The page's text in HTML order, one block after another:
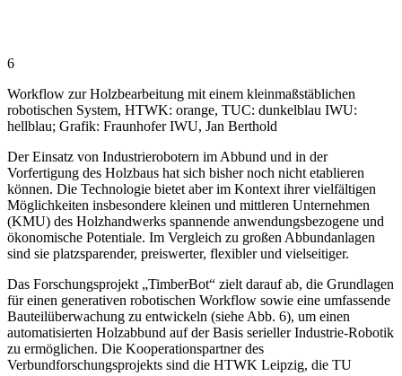
6
Workflow zur Holzbearbeitung mit einem kleinmaßstäblichen
robotischen System, HTWK: orange, TUC: dunkelblau IWU:
hellblau; Grafik: Fraunhofer IWU, Jan Berthold
Der Einsatz von Industrierobotern im Abbund und in der
Vorfertigung des Holzbaus hat sich bisher noch nicht etablieren
können. Die Technologie bietet aber im Kontext ihrer vielfältigen
Möglichkeiten insbesondere kleinen und mittleren Unternehmen
(KMU) des Holzhandwerks spannende anwendungsbezogene und
ökonomische Potentiale. Im Vergleich zu großen Abbundanlagen
sind sie platzsparender, preiswerter, flexibler und vielseitiger.
Das Forschungsprojekt „TimberBot“ zielt darauf ab, die Grundlagen
für einen generativen robotischen Workflow sowie eine umfassende
Bauteilüberwachung zu entwickeln (siehe Abb. 6), um einen
automatisierten Holzabbund auf der Basis serieller Industrie-Robotik
zu ermöglichen. Die Kooperationspartner des
Verbundforschungsprojekts sind die HTWK Leipzig, die TU